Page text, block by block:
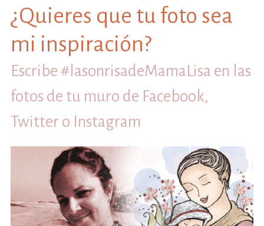
¿Quieres que tu foto sea
mi inspiración?
Escribe #lasonrisadeMamaLisa en las
fotos de tu muro de Facebook,
Twitter o Instagram